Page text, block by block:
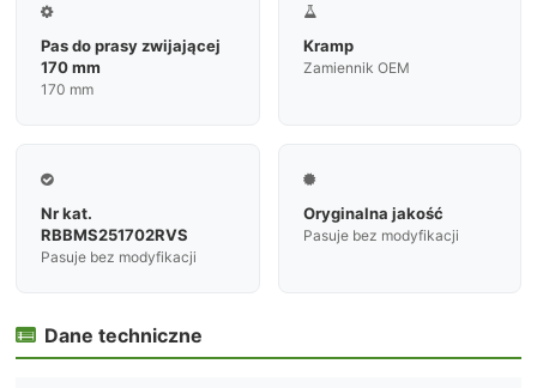

Pas do prasy zwijającej
170 mm
170 mm

Kramp
Zamiennik OEM

Nr kat.
RBBMS251702RVS
Pasuje bez modyfikacji

Oryginalna jakość
Pasuje bez modyfikacji
 Dane techniczne